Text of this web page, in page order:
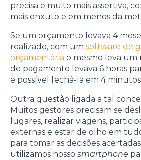
precisa e muito mais assertiva,
mais enxuto e em menos da
Se um orçamento levava 4
realizado, com um software de
orçamentária o mesmo leva um
de pagamento levava 6 horas
é possível fechá-la em 4
Outra questão ligada a tal
Muitos gestores precisam se
lugares, realizar viagens,
externas e estar de olho em
para tomar as decisões
utilizamos nosso smartphone